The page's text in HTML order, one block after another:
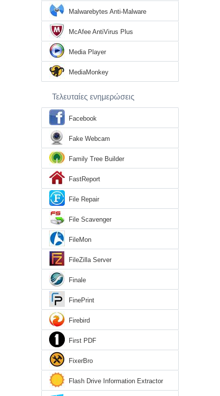
Malwarebytes Anti-Malware
McAfee AntiVirus Plus
Media Player
MediaMonkey
Τελευταίες ενημερώσεις
Facebook
Fake Webcam
Family Tree Builder
FastReport
File Repair
File Scavenger
FileMon
FileZilla Server
Finale
FinePrint
Firebird
First PDF
FixerBro
Flash Drive Information Extractor